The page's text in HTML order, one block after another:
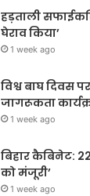
हड़ताली
घेराव किया’
1 week ago
विश्व बाघ दिवस
जागरूकता
1 week ago
बिहार कैबिनेट:
को मंजूरी’
1 week ago